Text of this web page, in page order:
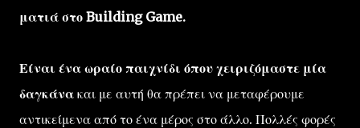
ματιά στο Building Game.
Είναι ένα ωραίο παιχνίδι όπου χειριζόμαστε μία
δαγκάνα και με αυτή θα πρέπει να μεταφέρουμε
αντικείμενα από το ένα μέρος στο άλλο. Πολλές φορές